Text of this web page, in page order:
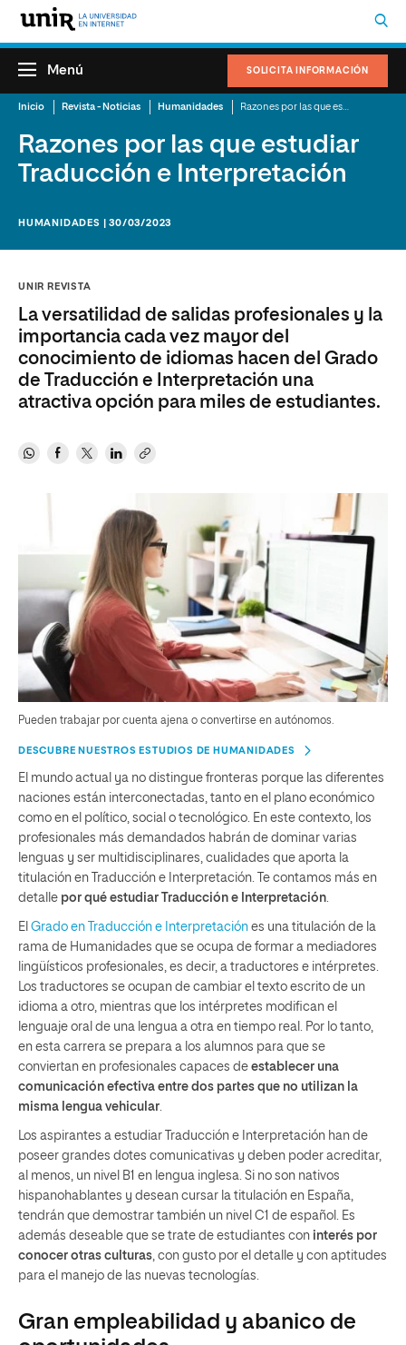
SOLICITA INFORMACIÓN
Menú
Inicio Revista - Noticias Humanidades
Razones por las que estudiar
Traducción e Interpretación
HUMANIDADES | 30/03/2023
UNIR REVISTA
La versatilidad de salidas profesionales y la
importancia cada vez mayor del
conocimiento de idiomas hacen del Grado
de Traducción e Interpretación una
atractiva opción para miles de estudiantes.
Pueden trabajar por cuenta ajena o convertirse en autónomos.
DESCUBRE NUESTROS ESTUDIOS DE HUMANIDADES
El mundo actual ya no distingue fronteras porque las diferentes
naciones están interconectadas, tanto en el plano económico
como en el político, social o tecnológico. En este contexto, los
profesionales más demandados habrán de dominar varias
lenguas y ser multidisciplinares, cualidades que aporta la
titulación en Traducción e Interpretación. Te contamos más en
detalle por qué estudiar Traducción e Interpretación
El Grado en Traducción e Interpretación es una titulación de la
rama de Humanidades que se ocupa de formar a mediadores
lingüísticos profesionales, es decir, a traductores e intérpretes.
Los traductores se ocupan de cambiar el texto escrito de un
idioma a otro, mientras que los intérpretes modifican el
lenguaje oral de una lengua a otra en tiempo real. Por lo tanto,
en esta carrera se prepara a los alumnos para que se
conviertan en profesionales capaces de establecer una
comunicación efectiva entre dos partes que no utilizan la
misma lengua vehicular
Los aspirantes a estudiar Traducción e Interpretación han de
poseer grandes dotes comunicativas y deben poder acreditar,
al menos, un nivel B1 en lengua inglesa. Si no son nativos
hispanohablantes y desean cursar la titulación en España,
tendrán que demostrar también un nivel C1 de español. Es
además deseable que se trate de estudiantes con interés por
conocer otras culturas , con gusto por el detalle y con aptitudes
para el manejo de las nuevas tecnologías.
Gran empleabilidad y abanico de